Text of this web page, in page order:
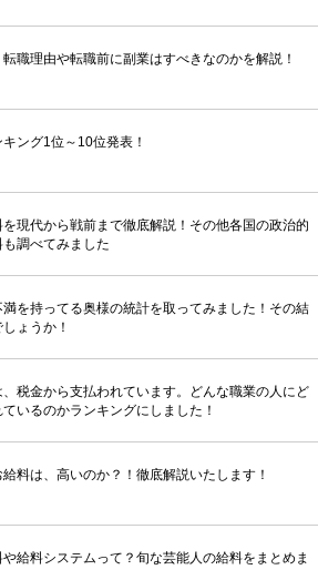
職理由や転職前に副業はすべきなのかを解説！
ング1位～10位発表！
現代から戦前まで徹底解説！その他各国の政治的
調べてみました
満を持ってる奥様の統計を取ってみました！その結
ょうか！
税金から支払われています。どんな職業の人にど
いるのかランキングにしました！
料は、高いのか？！徹底解説いたします！
給料システムって？旬な芸能人の給料をまとめま